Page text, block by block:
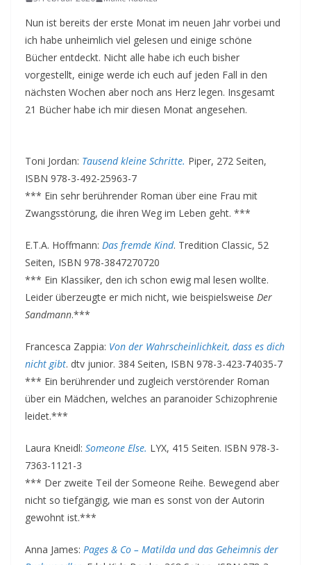
Nun ist bereits der erste Monat im neuen Jahr vorbei und
ich habe unheimlich viel gelesen und einige schöne
Bücher entdeckt. Nicht alle habe ich euch bisher
vorgestellt, einige werde ich euch auf jeden Fall in den
nächsten Wochen aber noch ans Herz legen. Insgesamt
21 Bücher habe ich mir diesen Monat angesehen.
Toni Jordan: Tausend kleine Schritte. Piper, 272 Seiten,
ISBN 978-3-492-25963-7
*** Ein sehr berührender Roman über eine Frau mit
Zwangsstörung, die ihren Weg im Leben geht. ***
E.T.A. Hoffmann: Das fremde Kind. Tredition Classic, 52
Seiten, ISBN 978-3847270720
*** Ein Klassiker, den ich schon ewig mal lesen wollte.
Leider überzeugte er mich nicht, wie beispielsweise Der
Sandmann.***
Francesca Zappia: Von der Wahrscheinlichkeit, dass es dich
nicht gibt. dtv junior. 384 Seiten, ISBN 978-3-423-74035-7
*** Ein berührender und zugleich verstörender Roman
über ein Mädchen, welches an paranoider Schizophrenie
leidet.***
Laura Kneidl: Someone Else. LYX, 415 Seiten. ISBN 978-3-
7363-1121-3
*** Der zweite Teil der Someone Reihe. Bewegend aber
nicht so tiefgängig, wie man es sonst von der Autorin
gewohnt ist.***
Anna James: Pages & Co – Matilda und das Geheimnis der